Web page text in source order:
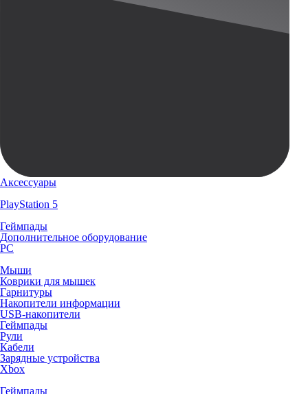
Аксессуары
PlayStation 5
Геймпады
Дополнительное оборудование
PC
Мыши
Коврики для мышек
Гарнитуры
Накопители информации
USB-накопители
Геймпады
Рули
Кабели
Зарядные устройства
Xbox
Геймпады